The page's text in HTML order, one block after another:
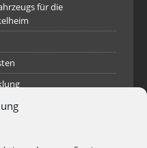
für die
Industriebrand in